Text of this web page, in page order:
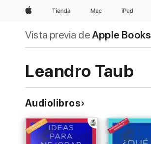
AppleTienda Mac iPad
Vista previa deApple Books
Leandro Taub
Audiolibros